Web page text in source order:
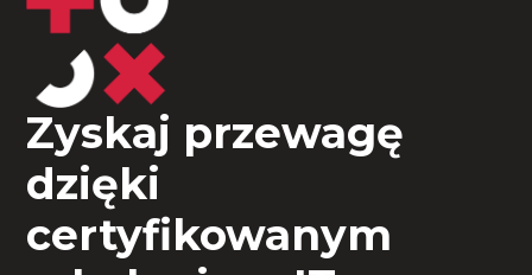
Zyskaj przewagę
dzięki
certyfikowanym